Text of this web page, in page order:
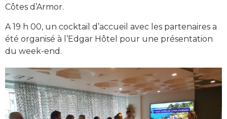
Côtes d’Armor.
A 19 h 00, un cocktail d’accueil avec les partenaires a
été organisé à l’Edgar Hôtel pour une présentation
du week-end.